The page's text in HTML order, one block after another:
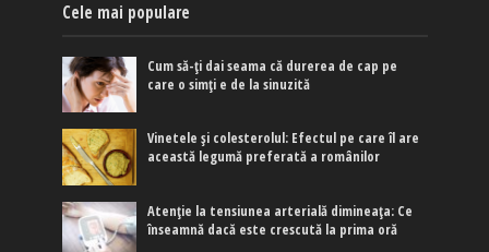
Cele mai populare
Cum să-ți dai seama că durerea de cap pe
care o simți e de la sinuzită
Vinetele și colesterolul: Efectul pe care îl are
această legumă preferată a românilor
Atenție la tensiunea arterială dimineața: Ce
înseamnă dacă este crescută la prima oră